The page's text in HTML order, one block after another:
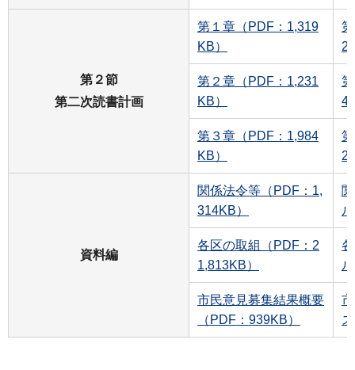
第２節
第二次読書計画
第１章（PDF：1,319
KB）
第２章（PDF：1,231
KB）
第３章（PDF：1,984
KB）
資料編
関係法令等（PDF：1,
314KB）
各区の取組（PDF：2
1,813KB）
市民意見募集結果概要
（PDF：939KB）